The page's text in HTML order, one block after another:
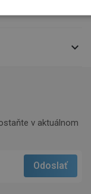

v aktuálnom